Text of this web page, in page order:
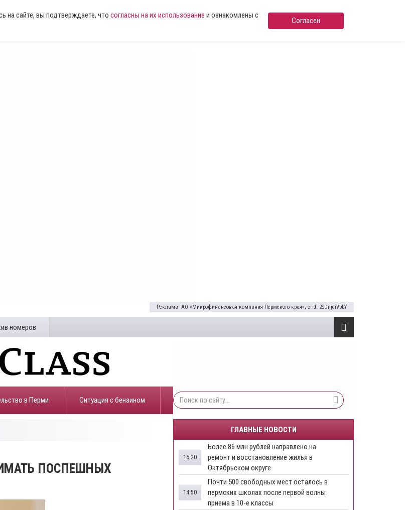
на сайте, вы подтверждаете, что согласны на их использование и ознакомлены с
Согласен
Реклама: АО «Микрофинансовая компания Пермского края», erid: 2SDnjdiVbbY
номеров
в Перми ​Ситуация с бензином
ПОСПЕШНЫХ
ГЛАВНЫЕ НОВОСТИ
Более 86 млн рублей направлено на
ремонт и восстановление жилья в
Октябрьском округе
16:20
Почти 500 свободных мест осталось в
пермских школах после первой волны
приема в 10-е классы
14:50